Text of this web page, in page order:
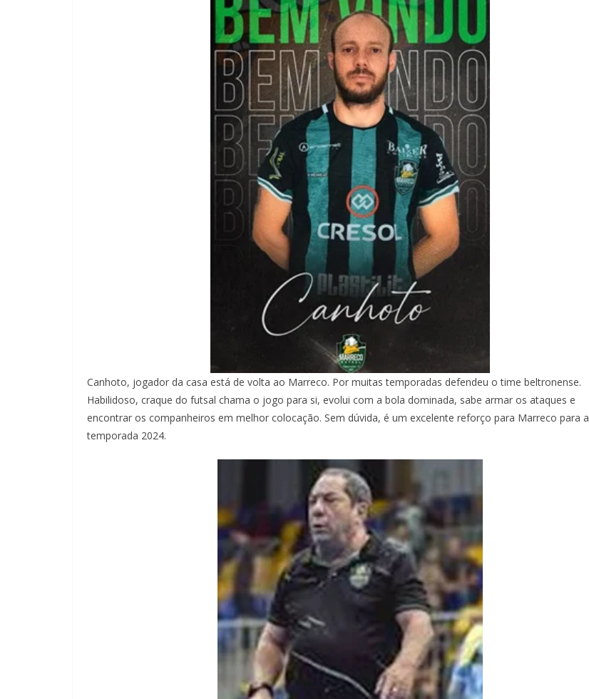
Canhoto, jogador da casa está de volta ao Marreco. Por muitas temporadas defendeu o time beltronense.
Habilidoso, craque do futsal chama o jogo para si, evolui com a bola dominada, sabe armar os ataques e
encontrar os companheiros em melhor colocação. Sem dúvida, é um excelente reforço para Marreco para a
temporada 2024.